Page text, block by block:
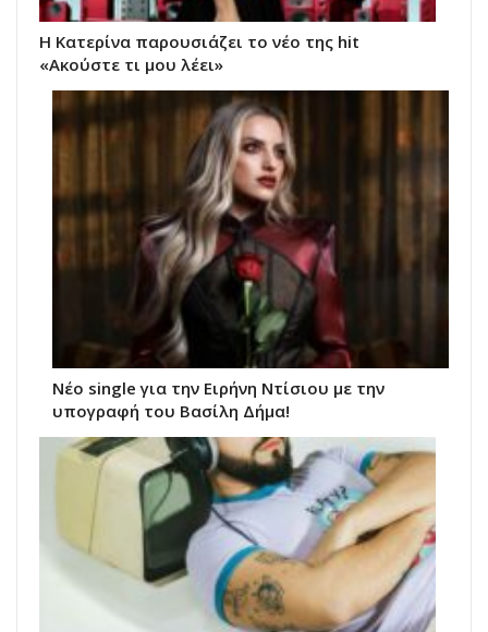
Η Κατερίνα παρουσιάζει το νέο της hit
«Ακούστε τι μου λέει»
Νέο single για την Ειρήνη Ντίσιου με την
υπογραφή του Βασίλη Δήμα!